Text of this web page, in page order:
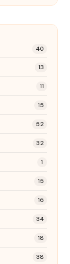
40
13
11
15
52
32
1
15
16
34
18
38